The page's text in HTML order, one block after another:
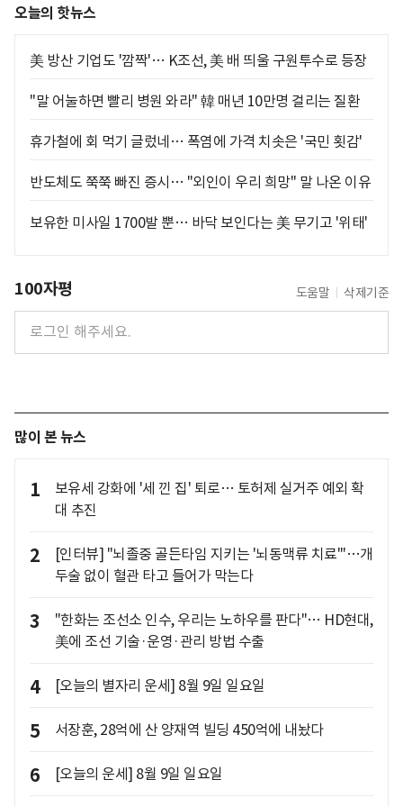
오늘의 핫뉴스
美 방산 기업도 '깜짝'… K조선, 美 배 띄울 구원투수로 등장
"말 어눌하면 빨리 병원 와라" 韓 매년 10만명 걸리는 질환
휴가철에 회 먹기 글렀네… 폭염에 가격 치솟은 '국민 횟감'
반도체도 쭉쭉 빠진 증시… "외인이 우리 희망" 말 나온 이유
보유한 미사일 1700발 뿐… 바닥 보인다는 美 무기고 '위태'
100자평 도움말 삭제기준
많이 본 뉴스
1
보유세 강화에 '세 낀 집' 퇴로… 토허제 실거주 예외 확
대 추진
2
[인터뷰] "뇌졸중 골든타임 지키는 '뇌동맥류 치료'"…개
두술 없이 혈관 타고 들어가 막는다
3
"한화는 조선소 인수, 우리는 노하우를 판다"… HD현대,
美에 조선 기술·운영·관리 방법 수출
4 [오늘의 별자리 운세] 8월 9일 일요일
5 서장훈, 28억에 산 양재역 빌딩 450억에 내놨다
6 [오늘의 운세] 8월 9일 일요일